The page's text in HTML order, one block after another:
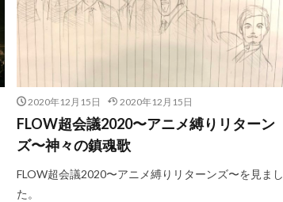
2020年12月15日 2020年12月15日
FLOW超会議2020〜アニメ縛りリターン
ズ〜神々の鎮魂歌
FLOW超会議2020〜アニメ縛りリターンズ〜を見まし
た。